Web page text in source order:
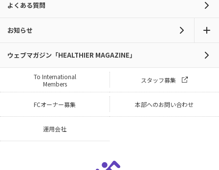
よくある質問
お知らせ
ウェブマガジン「HEALTHIER MAGAZINE」
To International
Members
スタッフ募集
FCオーナー募集 本部へのお問い合わせ
運用会社